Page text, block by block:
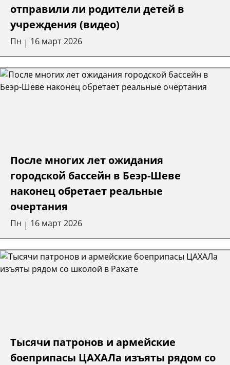
отправили ли родители детей в
учреждения (видео)
Пн | 16 март 2026
После многих лет ожидания
городской бассейн в Беэр-Шеве
наконец обретает реальные
очертания
Пн | 16 март 2026
Тысячи патронов и армейские
боеприпасы ЦАХАЛа изъяты рядом со